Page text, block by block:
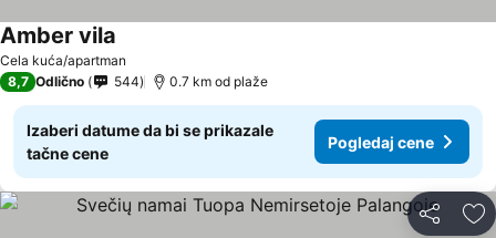
Cela kuća/apartman
Amber vila
8,7 Odlično 544 0.7 km od plaže
Izaberi datume da bi se prikazale
tačne cene
Pogledaj cene
Deli